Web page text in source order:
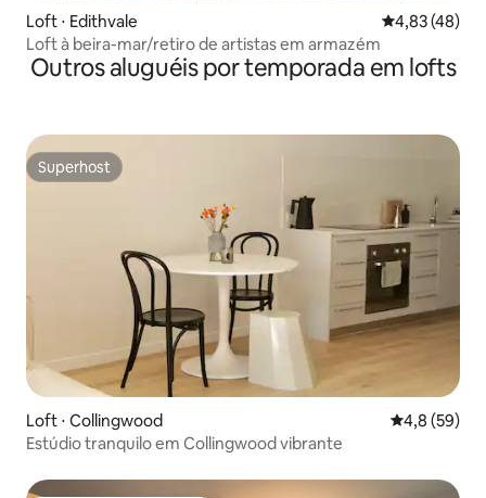
Loft ⋅ Edithvale 4,83 de uma
4,83 (48)
Loft à beira-mar/retiro de artistas em armazém
Outros aluguéis por temporada em lofts
Superhost
Superhost
Loft ⋅ Collingwood 4,8 de uma
4,8 (59)
Estúdio tranquilo em Collingwood vibrante